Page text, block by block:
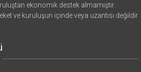
ekonomik destek almamıştır.
ve kuruluşun içinde veya uzantısı değildir